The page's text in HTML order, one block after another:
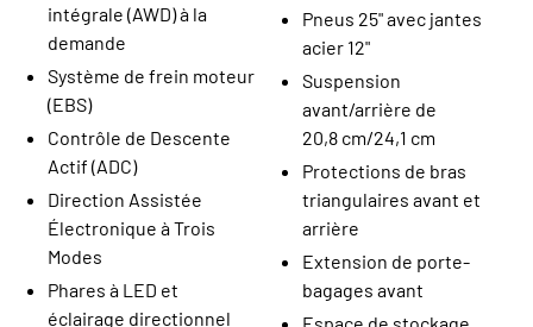
intégrale (AWD) à la
demande
Système de frein moteur
(EBS)
Contrôle de Descente
Actif (ADC)
Direction Assistée
Électronique à Trois
Modes
Phares à LED et
éclairage directionnel
Pneus 25" avec jantes
acier 12"
Suspension
avant/arrière de
20,8 cm/24,1 cm
Protections de bras
triangulaires avant et
arrière
Extension de porte-
bagages avant